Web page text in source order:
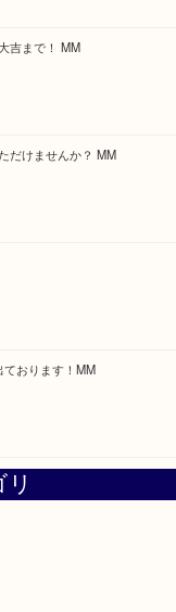
おります！ MM
大吉まで！ MM
いただけませんか？ MM